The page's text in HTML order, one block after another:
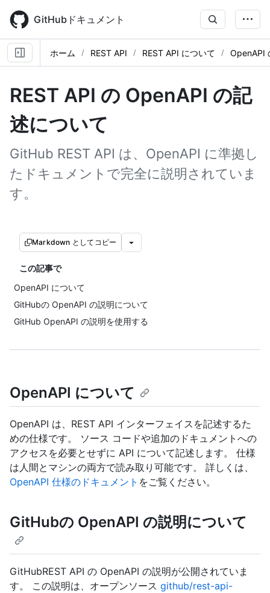
main
content
GitHubドキュメント
ホーム REST API REST API について OpenAPI
REST API の OpenAPI の記
述について
GitHub REST API は、OpenAPI に準拠し
たドキュメントで完全に説明されていま
す。
Markdown としてコピー
この記事で
OpenAPI について
GitHubの OpenAPI の説明について
GitHub OpenAPI の説明を使用する
OpenAPI について
OpenAPI は、REST API インターフェイスを記述するた
めの仕様です。 ソース コードや追加のドキュメントへの
アクセスを必要とせずに API について記述します。 仕様
は人間とマシンの両方で読み取り可能です。 詳しくは、
OpenAPI 仕様のドキュメント をご覧ください。
GitHubの OpenAPI の説明について
GitHubREST API の OpenAPI の説明が公開されていま
す。 この説明は、オープンソース github/rest-api-